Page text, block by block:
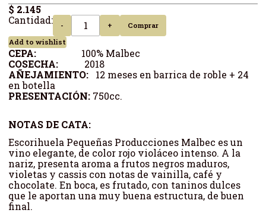
$ 2.145
Cantidad:
- +
Comprar
Add to wishlist
CEPA: 100% Malbec
COSECHA: 2018
AÑEJAMIENTO: 12 meses en barrica de roble + 24
en botella
PRESENTACIÓN: 750cc.
NOTAS DE CATA:
Escorihuela Pequeñas Producciones Malbec es un
vino elegante, de color rojo violáceo intenso. A la
nariz, presenta aroma a frutos negros maduros,
violetas y cassis con notas de vainilla, café y
chocolate. En boca, es frutado, con taninos dulces
que le aportan una muy buena estructura, de buen
final.